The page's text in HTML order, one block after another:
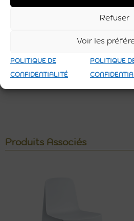
Refuser
Voir les
POLITIQUE DE
CONFIDENTIALITÉ
POLITIQUE
Produits Associés